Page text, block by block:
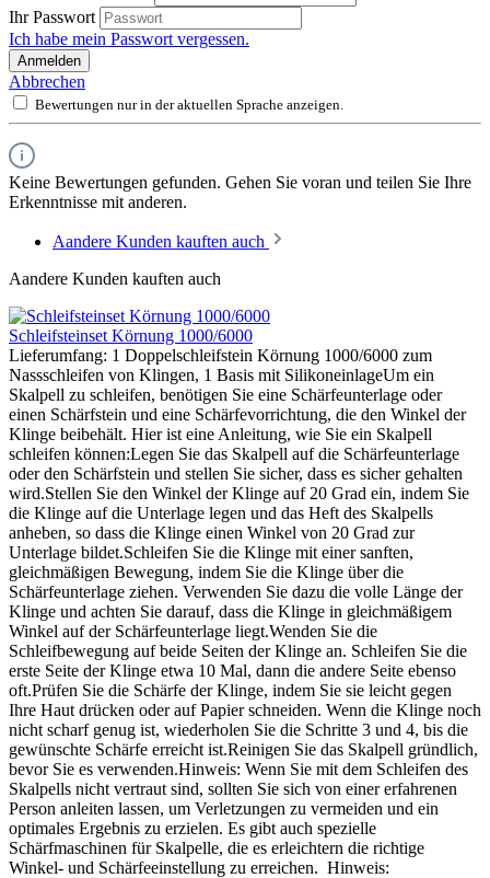
Ihr Passwort
Ich habe mein Passwort vergessen.
Anmelden
Abbrechen
Bewertungen nur in der aktuellen Sprache anzeigen.
Keine Bewertungen gefunden. Gehen Sie voran und teilen Sie Ihre
Erkenntnisse mit anderen.
Aandere Kunden kauften auch
Aandere Kunden kauften auch
Schleifsteinset Körnung 1000/6000
Lieferumfang: 1 Doppelschleifstein Körnung 1000/6000 zum
Nassschleifen von Klingen, 1 Basis mit SilikoneinlageUm ein
Skalpell zu schleifen, benötigen Sie eine Schärfeunterlage oder
einen Schärfstein und eine Schärfevorrichtung, die den Winkel der
Klinge beibehält. Hier ist eine Anleitung, wie Sie ein Skalpell
schleifen können:Legen Sie das Skalpell auf die Schärfeunterlage
oder den Schärfstein und stellen Sie sicher, dass es sicher gehalten
wird.Stellen Sie den Winkel der Klinge auf 20 Grad ein, indem Sie
die Klinge auf die Unterlage legen und das Heft des Skalpells
anheben, so dass die Klinge einen Winkel von 20 Grad zur
Unterlage bildet.Schleifen Sie die Klinge mit einer sanften,
gleichmäßigen Bewegung, indem Sie die Klinge über die
Schärfeunterlage ziehen. Verwenden Sie dazu die volle Länge der
Klinge und achten Sie darauf, dass die Klinge in gleichmäßigem
Winkel auf der Schärfeunterlage liegt.Wenden Sie die
Schleifbewegung auf beide Seiten der Klinge an. Schleifen Sie die
erste Seite der Klinge etwa 10 Mal, dann die andere Seite ebenso
oft.Prüfen Sie die Schärfe der Klinge, indem Sie sie leicht gegen
Ihre Haut drücken oder auf Papier schneiden. Wenn die Klinge noch
nicht scharf genug ist, wiederholen Sie die Schritte 3 und 4, bis die
gewünschte Schärfe erreicht ist.Reinigen Sie das Skalpell gründlich,
bevor Sie es verwenden.Hinweis: Wenn Sie mit dem Schleifen des
Skalpells nicht vertraut sind, sollten Sie sich von einer erfahrenen
Person anleiten lassen, um Verletzungen zu vermeiden und ein
optimales Ergebnis zu erzielen. Es gibt auch spezielle
Schärfmaschinen für Skalpelle, die es erleichtern die richtige
Winkel- und Schärfeeinstellung zu erreichen. Hinweis: